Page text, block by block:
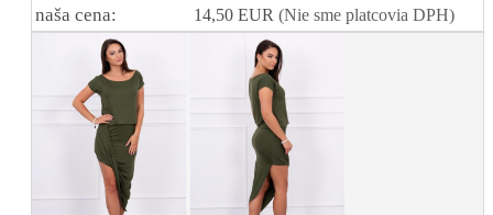
naša cena: 14,50 EUR (Nie sme platcovia DPH)